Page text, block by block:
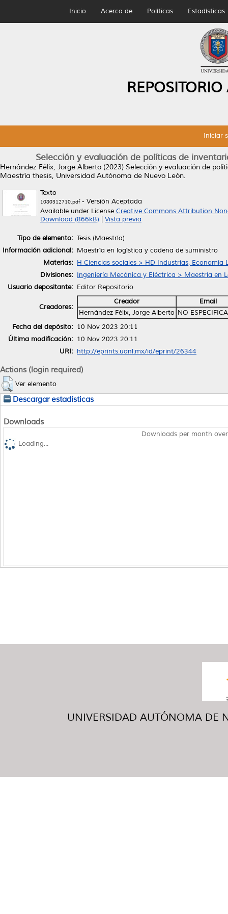
Inicio Acerca de Políticas Estadísticas
Iniciar
Selección y evaluación de políticas de
Hernández Félix, Jorge Alberto (2023) Selección y evaluación de
Maestría thesis, Universidad Autónoma de Nuevo León.
Texto
1080312710.pdf- Versión Aceptada
Available under License Creative Commons Attribution
Download (866kB)
Vista previa
Tipo de elemento: Tesis (Maestría)
Información adicional: Maestría en logística y cadena de suministro
Materias: H Ciencias sociales > HD Industrias, Economía
Divisiones: Ingeniería Mecánica y Eléctrica > Maestría en
Usuario depositante: Editor Repositorio
Creadores:
Creador
Email
Hernández Félix, Jorge Alberto NO
Fecha del depósito: 10 Nov 2023 20:11
Última modificación: 10 Nov 2023 20:11
URI: http://eprints.uanl.mx/id/eprint/26344
Actions (login required)
Ver elemento
Descargar estadísticas
Downloads
Downloads per month
Loading...
UNIVERSIDAD AUTÓNOMA DE